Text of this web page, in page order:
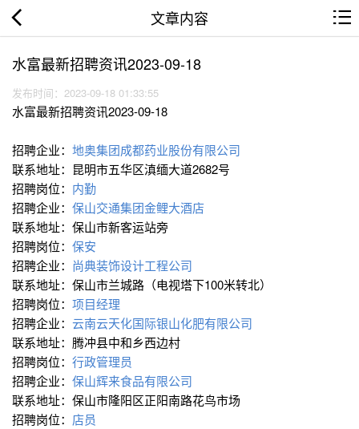
文章内容
水富最新招聘资讯2023-09-18
发布时间：2023-09-18 01:33:55
水富最新招聘资讯2023-09-18
招聘企业： 地奥集团成都药业股份有限公司
联系地址：昆明市五华区滇缅大道2682号
招聘岗位： 内勤
招聘企业： 保山交通集团金鲤大酒店
联系地址：保山市新客运站旁
招聘岗位： 保安
招聘企业： 尚典装饰设计工程公司
联系地址：保山市兰城路（电视塔下100米转北）
招聘岗位： 项目经理
招聘企业： 云南云天化国际银山化肥有限公司
联系地址：腾冲县中和乡西边村
招聘岗位： 行政管理员
招聘企业： 保山辉来食品有限公司
联系地址：保山市隆阳区正阳南路花鸟市场
招聘岗位： 店员